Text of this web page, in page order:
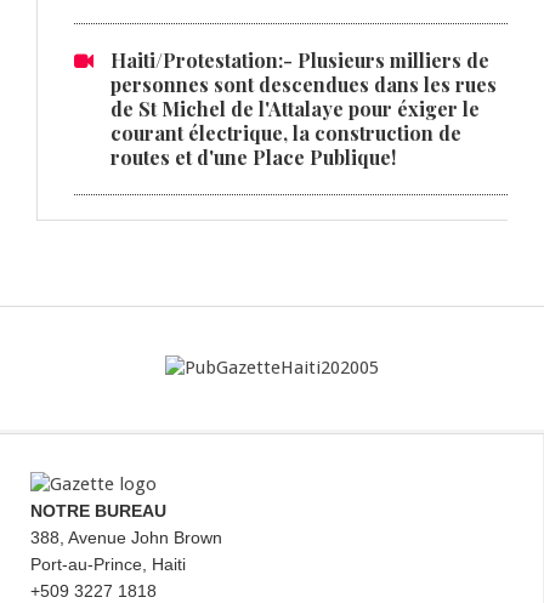
Haiti/Protestation:- Plusieurs milliers de
personnes sont descendues dans les rues
de St Michel de l'Attalaye pour éxiger le
courant électrique, la construction de
routes et d'une Place Publique!
NOTRE BUREAU
388, Avenue John Brown
Port-au-Prince, Haiti
+509 3227 1818